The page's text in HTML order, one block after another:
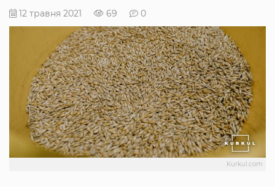
12 травня 2021 69 0
Kurkul.com